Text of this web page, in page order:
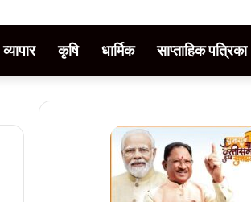
व्यापार कृषि धार्मिक साप्ताहिक पत्रिका